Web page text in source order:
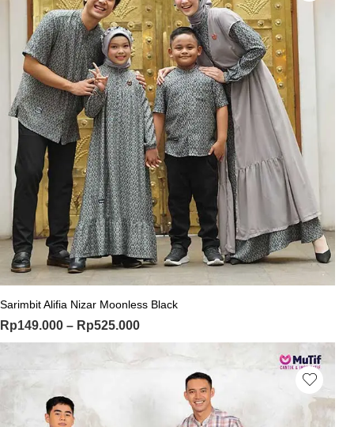
Sarimbit Alifia Nizar Moonless Black
Rp149.000 – Rp525.000